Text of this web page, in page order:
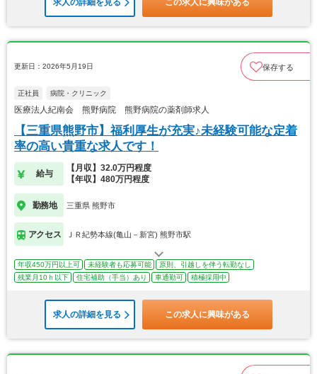
求人の詳細を見る この求人に興味がある
更新日：2026年5月19日 保存する
正社員 病院・クリニック
医療法人紀南会 熊野病院 熊野病院の薬剤師求人
【三重県熊野市】福利厚生が充実♪未経験可能な定着
率の高い貴重な求人です！
給与
【月収】32.0万円程度
【年収】480万円程度
勤務地 三重県 熊野市
アクセス ＪＲ紀勢本線(亀山－新宮) 熊野市駅
年収450万円以上可 未経験者も応募可能
原則、引越しを伴う転勤なし
残業月10ｈ以下
住宅補助（手当）あり 車通勤可 積極採用中
求人の詳細を見る この求人に興味がある